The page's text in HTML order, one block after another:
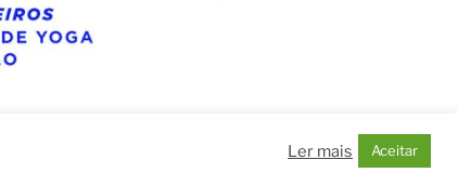
Ler mais Aceitar